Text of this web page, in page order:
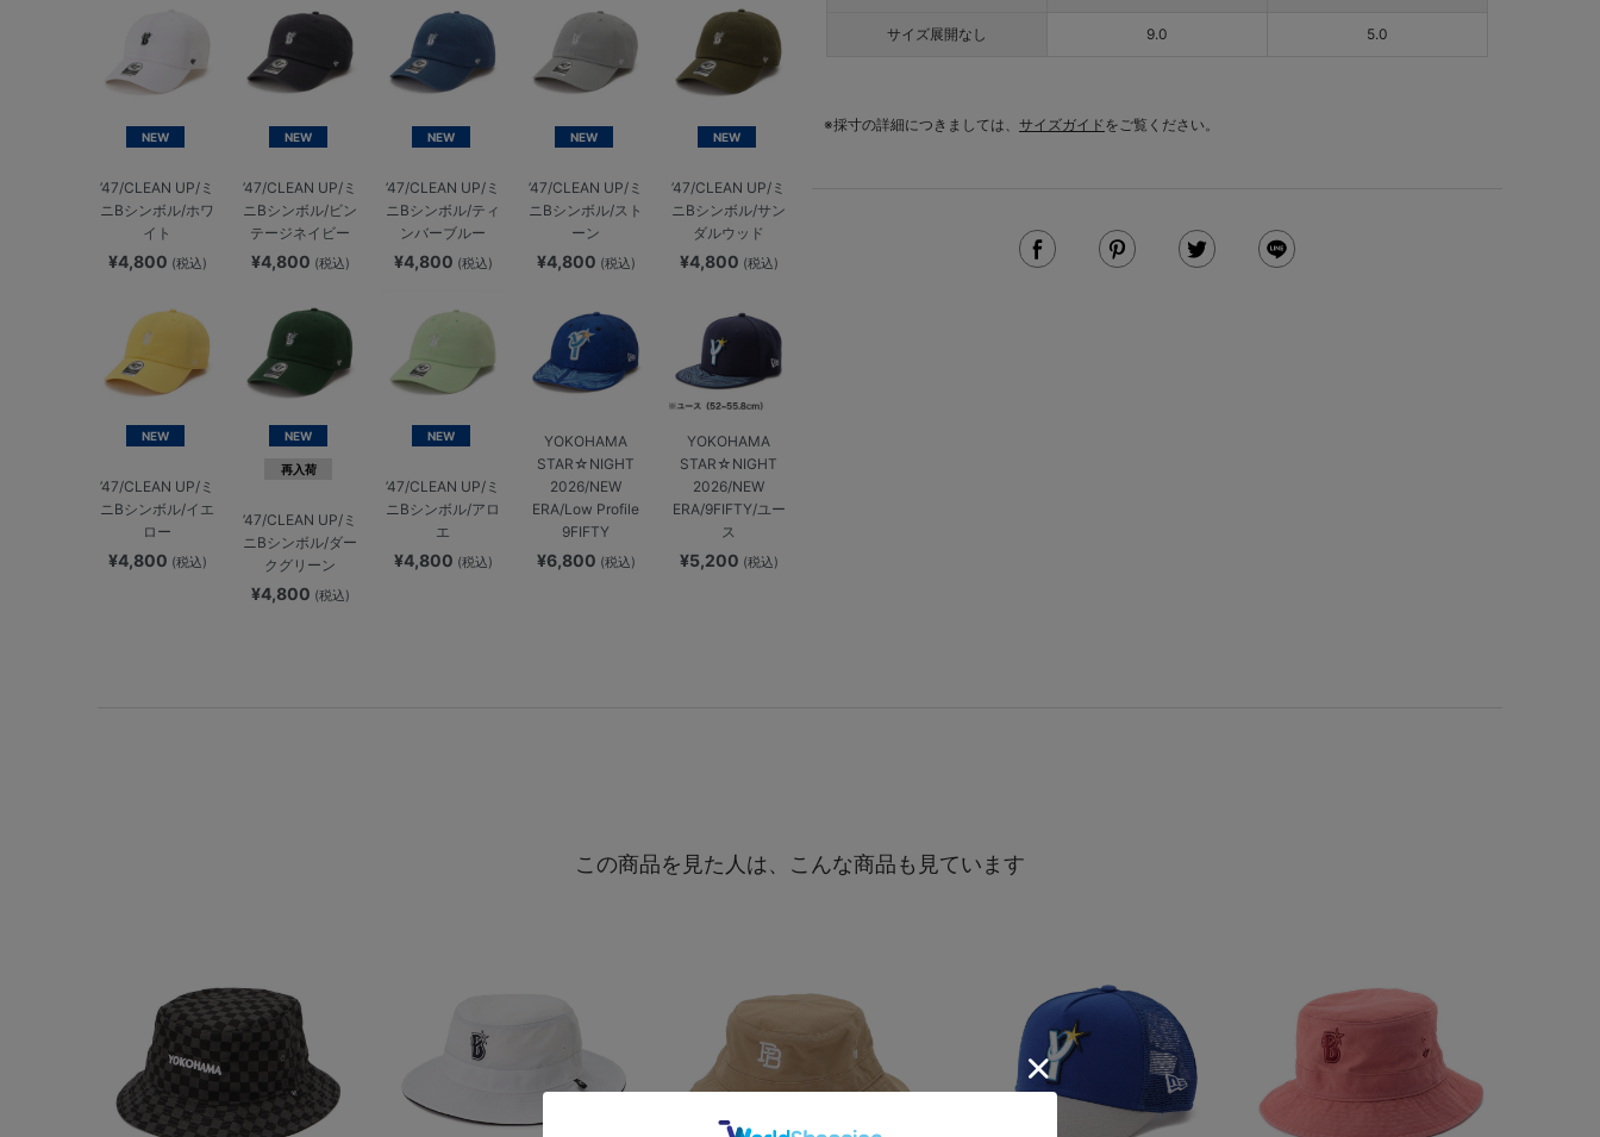
NEW
’47/CLEAN UP/ミ
ニBシンボル/ホワ
イト
¥4,800 (税込)
NEW
’47/CLEAN UP/ミ
ニBシンボル/ビン
テージネイビー
¥4,800 (税込)
NEW
’47/CLEAN UP/ミ
ニBシンボル/ティ
ンバーブルー
¥4,800 (税込)
NEW
’47/CLEAN UP/ミ
ニBシンボル/スト
ーン
¥4,800 (税込)
NEW
’47/CLEAN UP/ミ
ニBシンボル/サン
ダルウッド
¥4,800 (税込)
NEW
’47/CLEAN UP/ミ
ニBシンボル/イエ
ロー
¥4,800 (税込)
NEW
再入荷
’47/CLEAN UP/ミ
ニBシンボル/ダー
クグリーン
¥4,800 (税込)
NEW
’47/CLEAN UP/ミ
ニBシンボル/アロ
エ
¥4,800 (税込)
YOKOHAMA
STAR☆NIGHT
2026/NEW
ERA/Low Profile
9FIFTY
¥6,800 (税込)
YOKOHAMA
STAR☆NIGHT
2026/NEW
ERA/9FIFTY/ユー
ス
¥5,200 (税込)
サイズ展開なし 9.0 5.0
※採寸の詳細につきましては、 サイズガイドをご覧ください。
この商品を見た人は、こんな商品も見ています